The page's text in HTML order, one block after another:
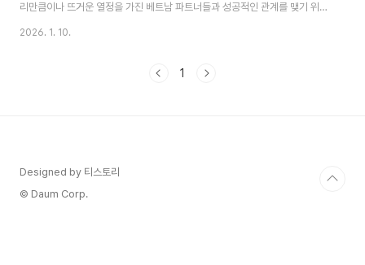
리만큼이나 뜨거운 열정을 가진 베트남 파트너들과 성공적인 관계를 맺기 위해
가장 먼저 통과해야 할 관문은 무엇일까요? 그것은 바로 유교적 전통과 현대적
나, 명함을 건네는 손길 하나에 담긴 의미를 이해한다면 베트남 비즈니스의 절
2026. 1. 10.
1
Designed by 티스토리
© Daum Corp.